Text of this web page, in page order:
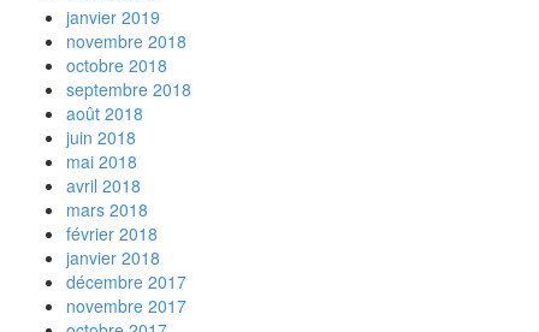
janvier 2019
novembre 2018
octobre 2018
septembre 2018
août 2018
juin 2018
mai 2018
avril 2018
mars 2018
février 2018
janvier 2018
décembre 2017
novembre 2017